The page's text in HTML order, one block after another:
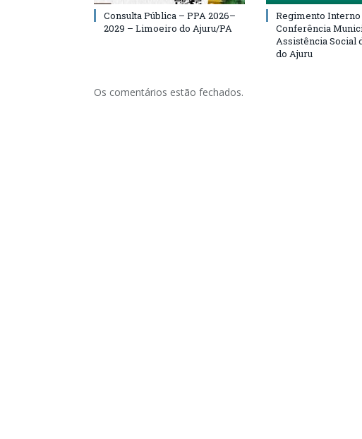
Consulta Pública – PPA 2026–
2029 – Limoeiro do Ajuru/PA
Regimento Interno
Conferência
Assistência Social
do Ajuru
Os comentários estão fechados.